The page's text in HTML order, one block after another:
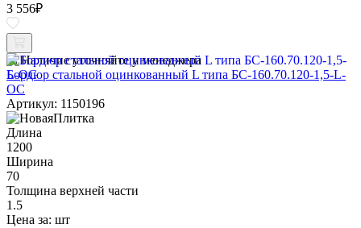
3 556₽
Наличие уточняйте у менеджера
Бордюр стальной оцинкованный L типа БС-160.70.120-1,5-L-
ОС
Артикул: 1150196
Длина
1200
Ширина
70
Толщина верхней части
1.5
Цена за: шт